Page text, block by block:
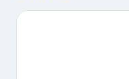
Parque temático